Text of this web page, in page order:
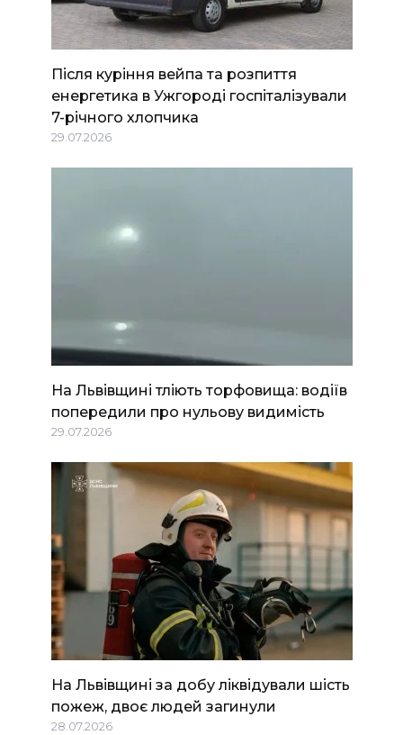
Після куріння вейпа та розпиття
енергетика в Ужгороді госпіталізували
7-річного хлопчика
29.07.2026
На Львівщині тліють торфовища: водіїв
попередили про нульову видимість
29.07.2026
На Львівщині за добу ліквідували шість
пожеж, двоє людей загинули
28.07.2026